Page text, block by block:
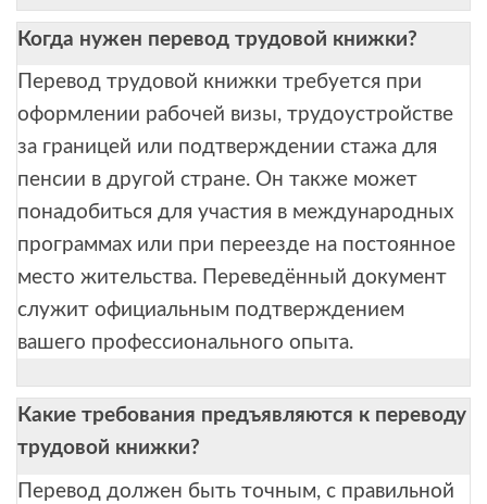
Когда нужен перевод трудовой книжки?
Перевод трудовой книжки требуется при
оформлении рабочей визы, трудоустройстве
за границей или подтверждении стажа для
пенсии в другой стране. Он также может
понадобиться для участия в международных
программах или при переезде на постоянное
место жительства. Переведённый документ
служит официальным подтверждением
вашего профессионального опыта.
Какие требования предъявляются к переводу
трудовой книжки?
Перевод должен быть точным, с правильной